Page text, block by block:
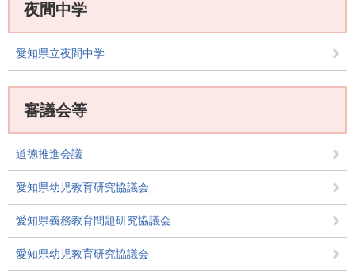
夜間中学
愛知県立夜間中学
審議会等
道徳推進会議
愛知県幼児教育研究協議会
愛知県義務教育問題研究協議会
愛知県幼児教育研究協議会